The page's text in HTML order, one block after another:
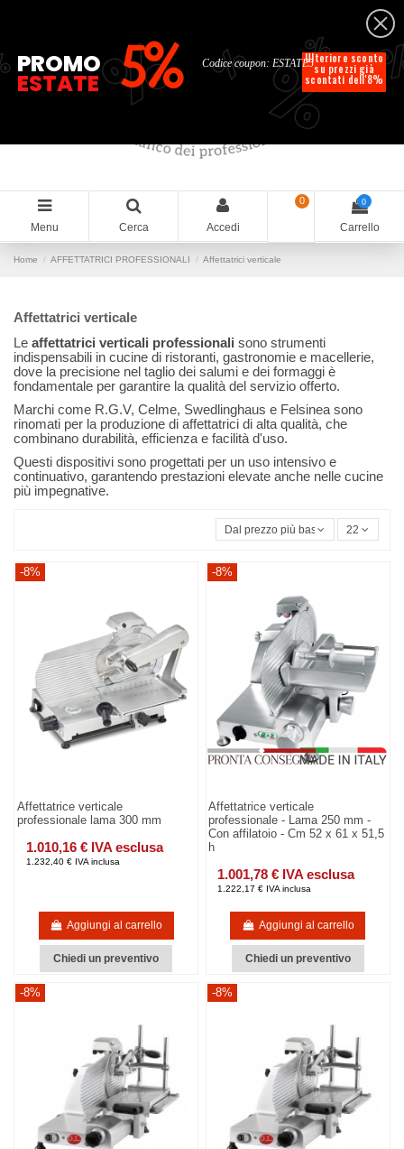
Italiano
Menu Cerca Accedi
0 0
Carrello
Home AFFETTATRICI PROFESSIONALI Affettatrici verticale
Affettatrici verticale
Le affettatrici verticali professionali sono strumenti
indispensabili in cucine di ristoranti, gastronomie e macellerie,
dove la precisione nel taglio dei salumi e dei formaggi è
fondamentale per garantire la qualità del servizio offerto.
Marchi come R.G.V, Celme, Swedlinghaus e Felsinea sono
rinomati per la produzione di affettatrici di alta qualità, che
combinano durabilità, efficienza e facilità d'uso.
Questi dispositivi sono progettati per un uso intensivo e
continuativo, garantendo prestazioni elevate anche nelle cucine
più impegnative.
Dal prezzo più basso 22
-8%
Affettatrice verticale
professionale lama 300 mm
1.010,16 € IVA esclusa
1.232,40 € IVA inclusa
Aggiungi al carrello
Chiedi un preventivo
-8%
Affettatrice verticale
professionale - Lama 250 mm -
Con affilatoio - Cm 52 x 61 x 51,5
h
1.001,78 € IVA esclusa
1.222,17 € IVA inclusa
Aggiungi al carrello
Chiedi un preventivo
-8% -8%
%
% %
% Ulteriore sconto
su prezzi già
scontati dell'8%
Codice coupon: ESTATE5
PROMO
ESTATE 5%